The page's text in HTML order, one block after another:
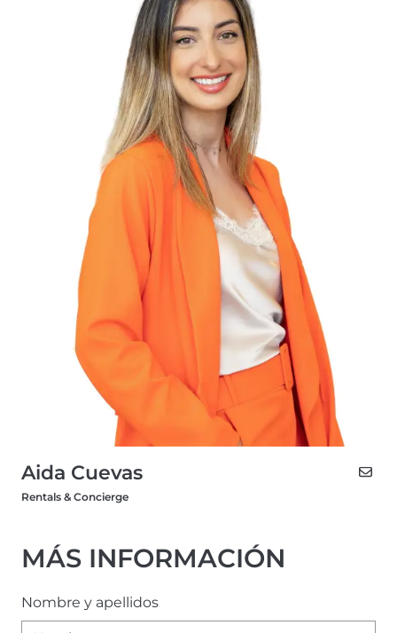
Aida Cuevas
Rentals & Concierge
MÁS INFORMACIÓN
Nombre y apellidos